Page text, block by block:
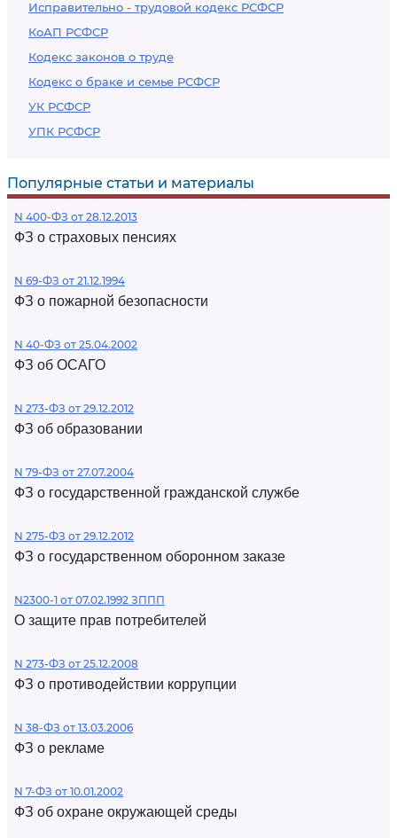
Исправительно - трудовой кодекс РСФСР
КоАП РСФСР
Кодекс законов о труде
Кодекс о браке и семье РСФСР
УК РСФСР
УПК РСФСР
Популярные статьи и материалы
N 400-ФЗ от 28.12.2013
ФЗ о страховых пенсиях
N 69-ФЗ от 21.12.1994
ФЗ о пожарной безопасности
N 40-ФЗ от 25.04.2002
ФЗ об ОСАГО
N 273-ФЗ от 29.12.2012
ФЗ об образовании
N 79-ФЗ от 27.07.2004
ФЗ о государственной гражданской службе
N 275-ФЗ от 29.12.2012
ФЗ о государственном оборонном заказе
N2300-1 от 07.02.1992 ЗППП
О защите прав потребителей
N 273-ФЗ от 25.12.2008
ФЗ о противодействии коррупции
N 38-ФЗ от 13.03.2006
ФЗ о рекламе
N 7-ФЗ от 10.01.2002
ФЗ об охране окружающей среды